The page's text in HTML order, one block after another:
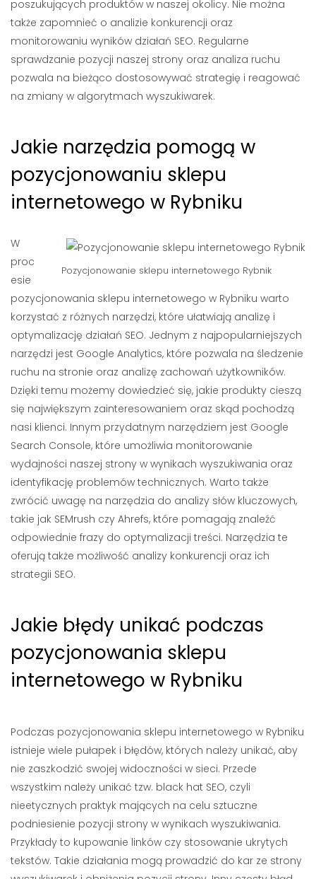
poszukujących produktów w naszej okolicy. Nie można
także zapomnieć o analizie konkurencji oraz
monitorowaniu wyników działań SEO. Regularne
sprawdzanie pozycji naszej strony oraz analiza ruchu
pozwala na bieżąco dostosowywać strategię i reagować
na zmiany w algorytmach wyszukiwarek.
Jakie narzędzia pomogą w
pozycjonowaniu sklepu
internetowego w Rybniku
Pozycjonowanie sklepu internetowego Rybnik
W
proc
esie
pozycjonowania sklepu internetowego w Rybniku warto
korzystać z różnych narzędzi, które ułatwiają analizę i
optymalizację działań SEO. Jednym z najpopularniejszych
narzędzi jest Google Analytics, które pozwala na śledzenie
ruchu na stronie oraz analizę zachowań użytkowników.
Dzięki temu możemy dowiedzieć się, jakie produkty cieszą
się największym zainteresowaniem oraz skąd pochodzą
nasi klienci. Innym przydatnym narzędziem jest Google
Search Console, które umożliwia monitorowanie
wydajności naszej strony w wynikach wyszukiwania oraz
identyfikację problemów technicznych. Warto także
zwrócić uwagę na narzędzia do analizy słów kluczowych,
takie jak SEMrush czy Ahrefs, które pomagają znaleźć
odpowiednie frazy do optymalizacji treści. Narzędzia te
oferują także możliwość analizy konkurencji oraz ich
strategii SEO.
Jakie błędy unikać podczas
pozycjonowania sklepu
internetowego w Rybniku
Podczas pozycjonowania sklepu internetowego w Rybniku
istnieje wiele pułapek i błędów, których należy unikać, aby
nie zaszkodzić swojej widoczności w sieci. Przede
wszystkim należy unikać tzw. black hat SEO, czyli
nieetycznych praktyk mających na celu sztuczne
podniesienie pozycji strony w wynikach wyszukiwania.
Przykłady to kupowanie linków czy stosowanie ukrytych
tekstów. Takie działania mogą prowadzić do kar ze strony